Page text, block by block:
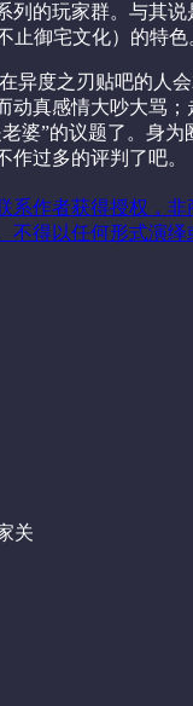
列的玩家群。与其
止御宅文化）的特色
异度之刃贴吧的人
动真感情大吵大骂
婆”的议题了。身
过多的评判了吧。
系作者获得授权，
得以任何形式演绎
关